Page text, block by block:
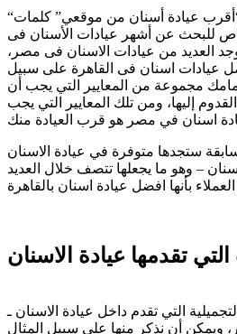
“عيادة اسنان بالقرب مني” “أقرب عيادة أسنان من موقعي” كلمات
للبحث عن أشهر عيادات الأسنان فى
العديد من عيادات الاسنان فى مصر،
عيادات اسنان فى القاهرة على سبيل
مجموعة من المعايير التي يجب أن
إليها، ومن تلك المعايير التي يجب
ستجدها متوفرة في عيادة الاسنان
– وهو ما يجعلها تتصف خلال العديد
تقدمها عيادة الاسنان
التي تقدم داخل عيادة الاسنان ـ
ويمكن أن نذكر منها على سبيل المثال